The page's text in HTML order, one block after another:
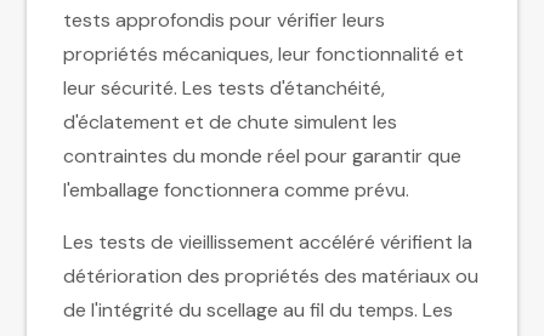
tests approfondis pour vérifier leurs
propriétés mécaniques, leur fonctionnalité et
leur sécurité. Les tests d'étanchéité,
d'éclatement et de chute simulent les
contraintes du monde réel pour garantir que
l'emballage fonctionnera comme prévu.
Les tests de vieillissement accéléré vérifient la
détérioration des propriétés des matériaux ou
de l'intégrité du scellage au fil du temps. Les